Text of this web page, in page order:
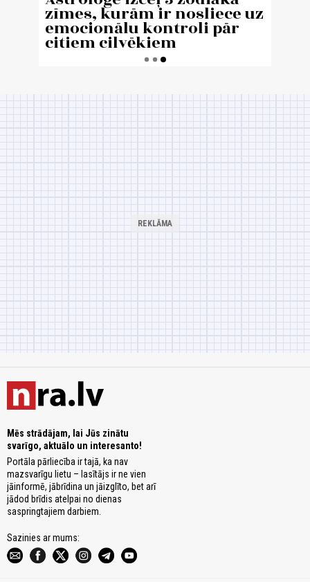
Mēs strādājam, lai Jūs zinātu
svarīgo, aktuālo un interesanto!
Portāla pārliecība ir tajā, ka nav
mazsvarīgu lietu – lasītājs ir ne vien
jāinformē, jābrīdina un jāizglīto, bet arī
jādod brīdis atelpai no dienas
saspringtajiem darbiem.
Sazinies ar mums: